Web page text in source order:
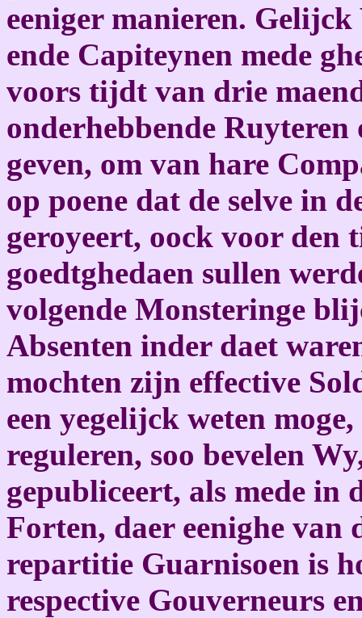
eeniger manieren. Gelijck
ende Capiteynen mede
voors tijdt van drie
onderhebbende Ruyteren
geven, om van hare
op poene dat de selve in
geroyeert, oock voor den
goedtghedaen sullen
volgende Monsteringe
Absenten inder daet
mochten zijn effective
een yegelijck weten
reguleren, soo bevelen
gepubliceert, als mede in
Forten, daer eenighe van
repartitie Guarnisoen is
respective Gouverneurs